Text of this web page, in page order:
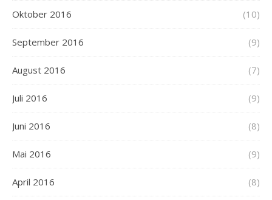
Oktober 2016 (10)
September 2016 (9)
August 2016 (7)
Juli 2016 (9)
Juni 2016 (8)
Mai 2016 (9)
April 2016 (8)